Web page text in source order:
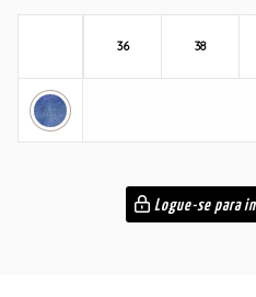
36 38
Logue-se para